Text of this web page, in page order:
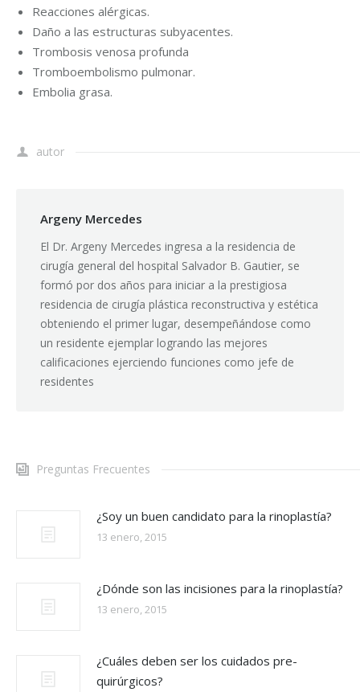
Reacciones alérgicas.
Daño a las estructuras subyacentes.
Trombosis venosa profunda
Tromboembolismo pulmonar.
Embolia grasa.
autor
Argeny Mercedes
El Dr. Argeny Mercedes ingresa a la residencia de
cirugía general del hospital Salvador B. Gautier, se
formó por dos años para iniciar a la prestigiosa
residencia de cirugía plástica reconstructiva y estética
obteniendo el primer lugar, desempeñándose como
un residente ejemplar logrando las mejores
calificaciones ejerciendo funciones como jefe de
residentes
Preguntas Frecuentes
¿Soy un buen candidato para la rinoplastía?
13 enero, 2015
¿Dónde son las incisiones para la rinoplastía?
13 enero, 2015
¿Cuáles deben ser los cuidados pre-
quirúrgicos?